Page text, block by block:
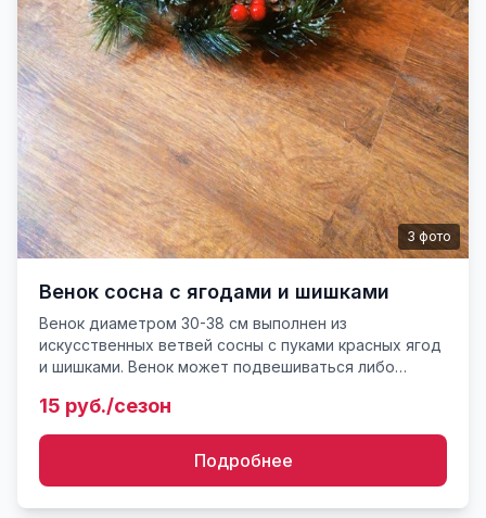
3 фото
Венок сосна с ягодами и шишками
Венок диаметром 30-38 см выполнен из
искусственных ветвей сосны с пуками красных ягод
и шишками. Венок может подвешиваться либо
поместить фонарь, све...
15 руб./сезон
Подробнее